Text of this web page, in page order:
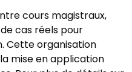
cours magistraux,
cas réels pour
Cette organisation
mise en application